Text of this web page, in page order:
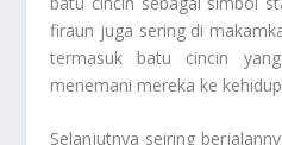
firaun juga sering di
termasuk batu cincin
menemani mereka ke
Selanjutnya seiring